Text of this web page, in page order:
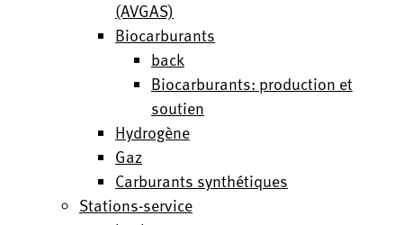
(AVGAS)
Biocarburants
back
Biocarburants: production et
soutien
Hydrogène
Gaz
Carburants synthétiques
Stations-service